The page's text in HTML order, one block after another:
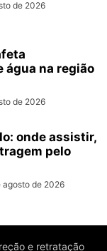
de 2026
água na região
de 2026
onde assistir,
pelo
agosto de 2026
e retratação